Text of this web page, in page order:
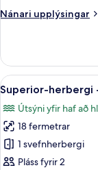
tvíbreitt
sjávarsýn
að
hluta
Nánari upplýsingar
Nánari
herbergi
fyrir
tvo
tvíbreitt
rúm
sjávarsýn
Skoða
allar
myndir
fyrir
Superior-
herbergi
1
Superior-herbergi
Útsýni yfir haf að
18 fermetrar
1 svefnherbergi
Pláss fyrir 2